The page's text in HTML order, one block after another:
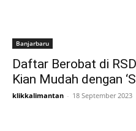
Banjarbaru
Daftar Berobat di
Kian Mudah dengan
klikkalimantan - 18 September 2023